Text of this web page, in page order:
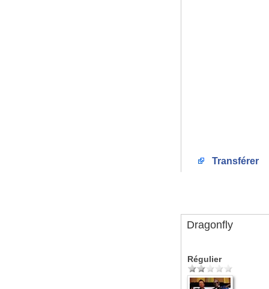
Transférer
Dragonfly
Régulier